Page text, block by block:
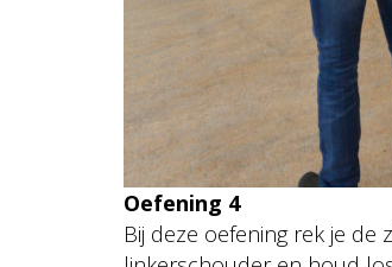
Oefening 4
Bij deze oefening rek je de